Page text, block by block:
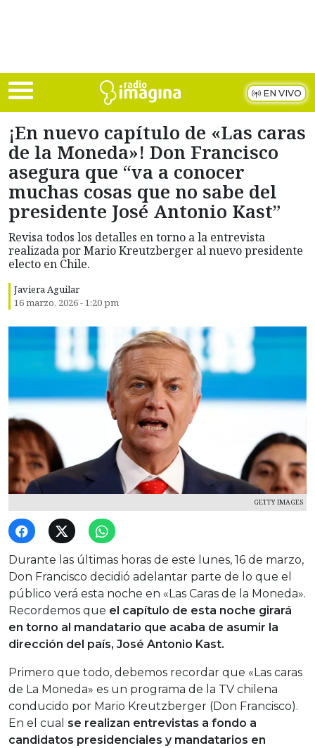
EN VIVO
¡En nuevo capítulo de «Las caras
de la Moneda»! Don Francisco
asegura que “va a conocer
muchas cosas que no sabe del
presidente José Antonio Kast”
Revisa todos los detalles en torno a la entrevista
realizada por Mario Kreutzberger al nuevo presidente
electo en Chile.
Javiera Aguilar
16 marzo, 2026 - 1:20 pm
GETTY IMAGES
Durante las últimas horas de este lunes, 16 de marzo,
Don Francisco decidió adelantar parte de lo que el
público verá esta noche en «Las Caras de la Moneda».
Recordemos que el capítulo de esta noche girará
en torno al mandatario que acaba de asumir la
dirección del país, José Antonio Kast.
Primero que todo, debemos recordar que «Las caras
de La Moneda» es un programa de la TV chilena
conducido por Mario Kreutzberger (Don Francisco).
En el cual se realizan entrevistas a fondo a
candidatos presidenciales y mandatarios en